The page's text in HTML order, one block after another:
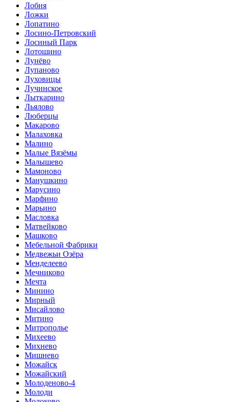
Лобня
Ложки
Лопатино
Лосино-Петровский
Лосиный Парк
Лотошино
Лунёво
Лупаново
Луховицы
Лучинское
Лыткарино
Льялово
Люберцы
Макарово
Малаховка
Малино
Малые Вязёмы
Малышево
Мамоново
Манушкино
Марусино
Марфино
Марьино
Масловка
Матвейково
Машково
Мебельной Фабрики
Медвежьи Озёра
Менделеево
Мечниково
Мечта
Минино
Мирный
Мисайлово
Митино
Митрополье
Михеево
Михнево
Мишнево
Можайск
Можайский
Молоденово-4
Молоди